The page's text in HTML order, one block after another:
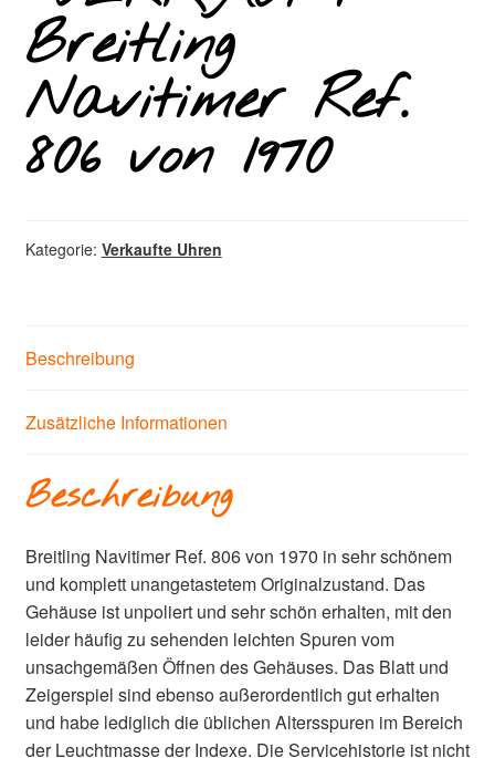
Breitling
Navitimer Ref.
806 von 1970
Kategorie: Verkaufte Uhren
Beschreibung
Zusätzliche Informationen
Beschreibung
Breitling Navitimer Ref. 806 von 1970 in sehr schönem
und komplett unangetastetem Originalzustand. Das
Gehäuse ist unpoliert und sehr schön erhalten, mit den
leider häufig zu sehenden leichten Spuren vom
unsachgemäßen Öffnen des Gehäuses. Das Blatt und
Zeigerspiel sind ebenso außerordentlich gut erhalten
und habe lediglich die üblichen Altersspuren im Bereich
der Leuchtmasse der Indexe. Die Servicehistorie ist nicht